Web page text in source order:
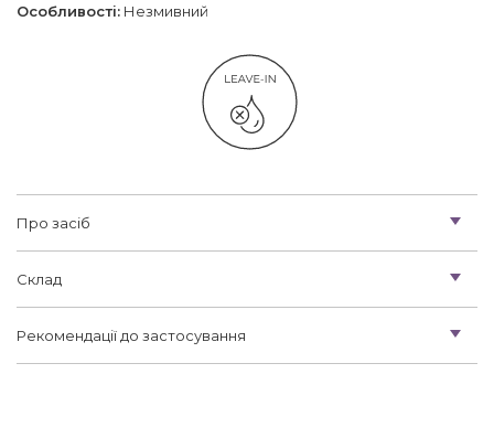
Особливості: Незмивний
Про засіб
Склад
Рекомендації до застосування